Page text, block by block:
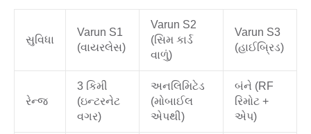
સુવિધા
Varun S1
(વાયરલેસ)
Varun S2
(સિમ કાર્ડ
વાળું)
Varun S3
(હાઈબ્રિડ)
રેન્જ
3 કિમી
(ઇન્ટરનેટ
વગર)
અનલિમિટેડ
(મોબાઈલ
એપથી)
બંને (RF
રિમોટ +
એપ)